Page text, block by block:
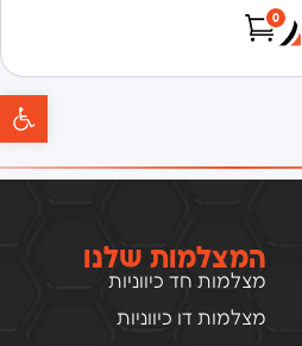
0
המצלמות שלנו
מצלמות חד כיווניות
מצלמות דו כיווניות